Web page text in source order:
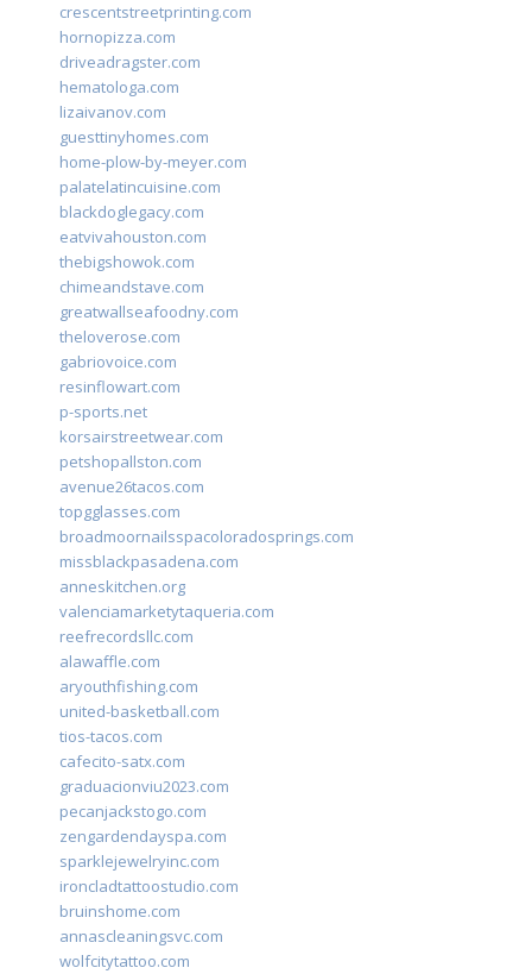
crescentstreetprinting.com
hornopizza.com
driveadragster.com
hematologa.com
lizaivanov.com
guesttinyhomes.com
home-plow-by-meyer.com
palatelatincuisine.com
blackdoglegacy.com
eatvivahouston.com
thebigshowok.com
chimeandstave.com
greatwallseafoodny.com
theloverose.com
gabriovoice.com
resinflowart.com
p-sports.net
korsairstreetwear.com
petshopallston.com
avenue26tacos.com
topgglasses.com
broadmoornailsspacoloradosprings.com
missblackpasadena.com
anneskitchen.org
valenciamarketytaqueria.com
reefrecordsllc.com
alawaffle.com
aryouthfishing.com
united-basketball.com
tios-tacos.com
cafecito-satx.com
graduacionviu2023.com
pecanjackstogo.com
zengardendayspa.com
sparklejewelryinc.com
ironcladtattoostudio.com
bruinshome.com
annascleaningsvc.com
wolfcitytattoo.com